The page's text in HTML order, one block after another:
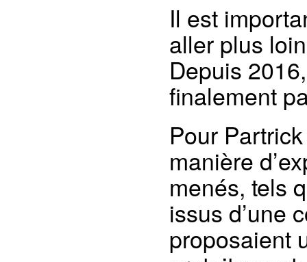
Il est
aller plus
Depuis
finalement
Pour
manière
menés, tels
issus d’une
proposaient